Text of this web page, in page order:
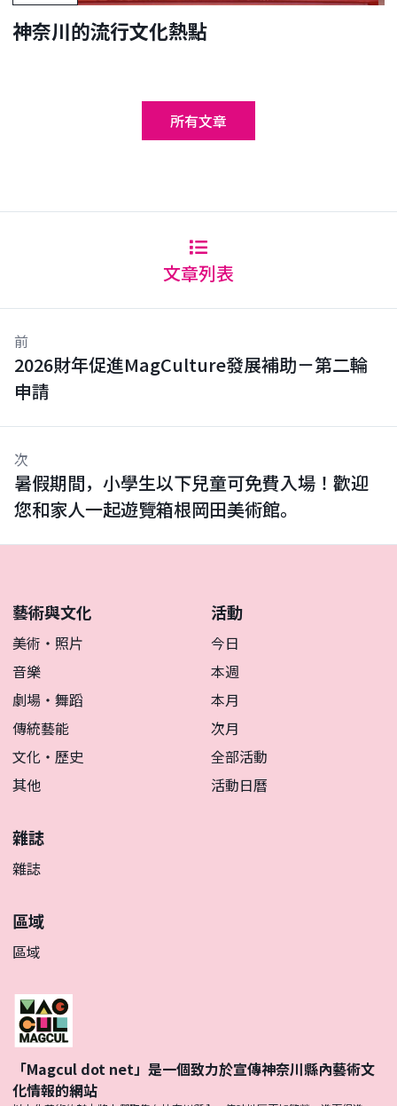
神奈川的流行文化熱點
所有文章
文章列表
前
2026財年促進MagCulture發展補助－第二輪
申請
次
暑假期間，小學生以下兒童可免費入場！歡迎
您和家人一起遊覽箱根岡田美術館。
藝術與文化
美術・照片
音樂
劇場・舞蹈
傳統藝能
文化・歷史
其他
活動
今日
本週
本月
次月
全部活動
活動日曆
雜誌
雜誌
區域
區域
「Magcul dot net」是一個致力於宣傳神奈川縣內藝術文
化情報的網站